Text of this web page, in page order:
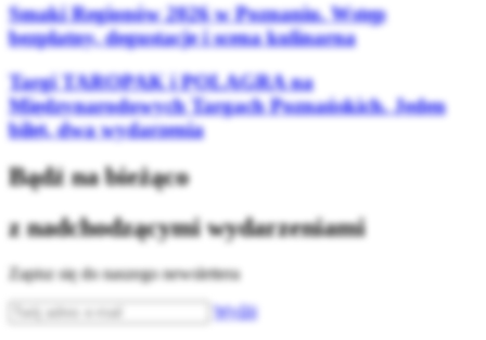
Smaki Regionów 2026 w Poznaniu. Wstęp
bezpłatny, degustacje i scena kulinarna
Targi TAROPAK i POLAGRA na
Międzynarodowych Targach Poznańskich. Jeden
bilet, dwa wydarzenia
Bądź na bieżąco
z nadchodzącymi wydarzeniami
Zapisz się do naszego newslettera
Wyślij